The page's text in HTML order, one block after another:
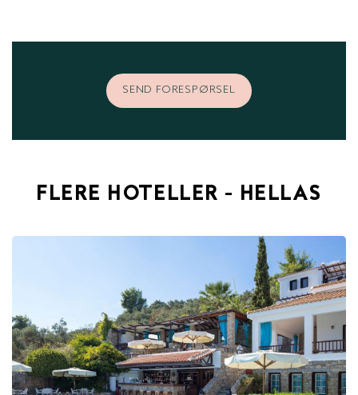
SEND FORESPØRSEL
FLERE HOTELLER - HELLAS